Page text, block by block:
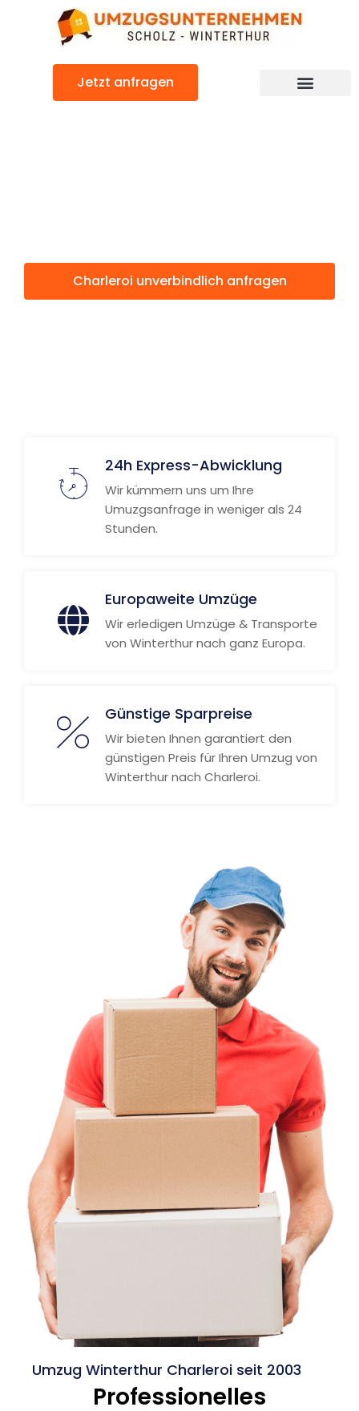
Jetzt anfragen
Charleroi unverbindlich anfragen
24h Express-Abwicklung
Wir kümmern uns um Ihre
Umuzgsanfrage in weniger als 24
Stunden.
Europaweite Umzüge
Wir erledigen Umzüge & Transporte
von Winterthur nach ganz Europa.
Günstige Sparpreise
Wir bieten Ihnen garantiert den
günstigen Preis für Ihren Umzug von
Winterthur nach Charleroi.
Umzug Winterthur Charleroi seit 2003
Professionelles